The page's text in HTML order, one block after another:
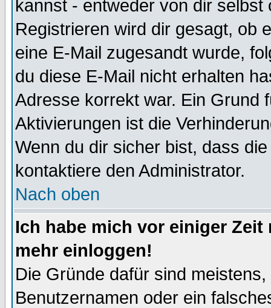
kannst - entweder von dir selbst
Registrieren wird dir gesagt, ob
eine E-Mail zugesandt wurde,
du diese E-Mail nicht erhalten
Adresse korrekt war. Ein Grund
Aktivierungen ist die
Wenn du dir sicher bist, dass
kontaktiere den Administrator.
Nach oben
Ich habe mich vor einiger
mehr einloggen!
Die Gründe dafür sind
Benutzernamen oder ein